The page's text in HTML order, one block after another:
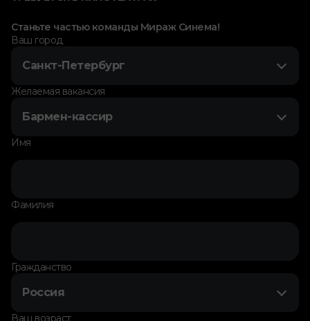
Станьте частью команды Мираж Синема!
Ваш город
Санкт-Петербург
Желаемая вакансия
Бармен-кассир
Имя
Фамилия
Гражданство
Россия
Ваш возраст